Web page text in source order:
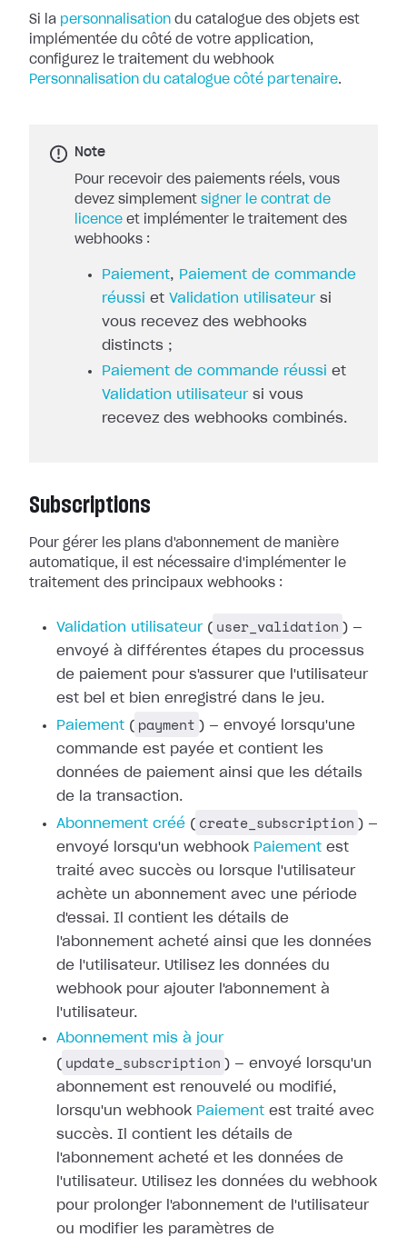
Si la personnalisation du catalogue des objets est
implémentée du côté de votre application,
configurez le traitement du webhook
Personnalisation du catalogue côté partenaire.
Note
Pour recevoir des paiements réels, vous
devez simplement signer le contrat de
licence et implémenter le traitement des
webhooks :
Paiement, Paiement de commande
réussi et Validation utilisateursi
vous recevez des webhooks
distincts ;
Paiement de commande réussi et
Validation utilisateursi vous
recevez des webhooks combinés.
Subscriptions
Pour gérer les plans d'abonnement de manière
automatique, il est nécessaire d'implémenter le
traitement des principaux webhooks :
Validation utilisateur ( user_validation ) —
envoyé à différentes étapes du processus
de paiement pour s'assurer que l'utilisateur
est bel et bien enregistré dans le jeu.
Paiement ( payment ) — envoyé lorsqu'une
commande est payée et contient les
données de paiement ainsi que les détails
de la transaction.
Abonnement créé ( create_subscription ) —
envoyé lorsqu'un webhook Paiement est
traité avec succès ou
lorsque l'utilisateur
achète un abonnement avec une période
d'essai. Il contient les détails de
l'abonnement acheté ainsi que les données
de l'utilisateur. Utilisez les données du
webhook pour ajouter l'abonnement à
l'utilisateur.
Abonnement mis à jour
( update_subscription ) — envoyé lorsqu'un
abonnement est renouvelé ou modifié,
lorsqu'un webhook Paiement est traité avec
succès. Il contient les détails de
l'abonnement acheté et les données de
l'utilisateur. Utilisez les données du webhook
pour prolonger l'abonnement de l'utilisateur
ou modifier les paramètres de